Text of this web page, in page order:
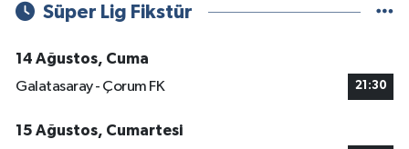
Süper Lig Fikstür
14 Ağustos, Cuma
Galatasaray - Çorum FK
21:30
15 Ağustos, Cumartesi